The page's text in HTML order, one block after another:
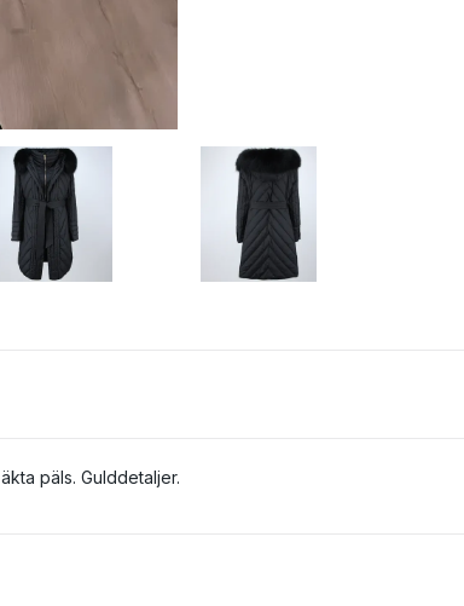
päls. Gulddetaljer.